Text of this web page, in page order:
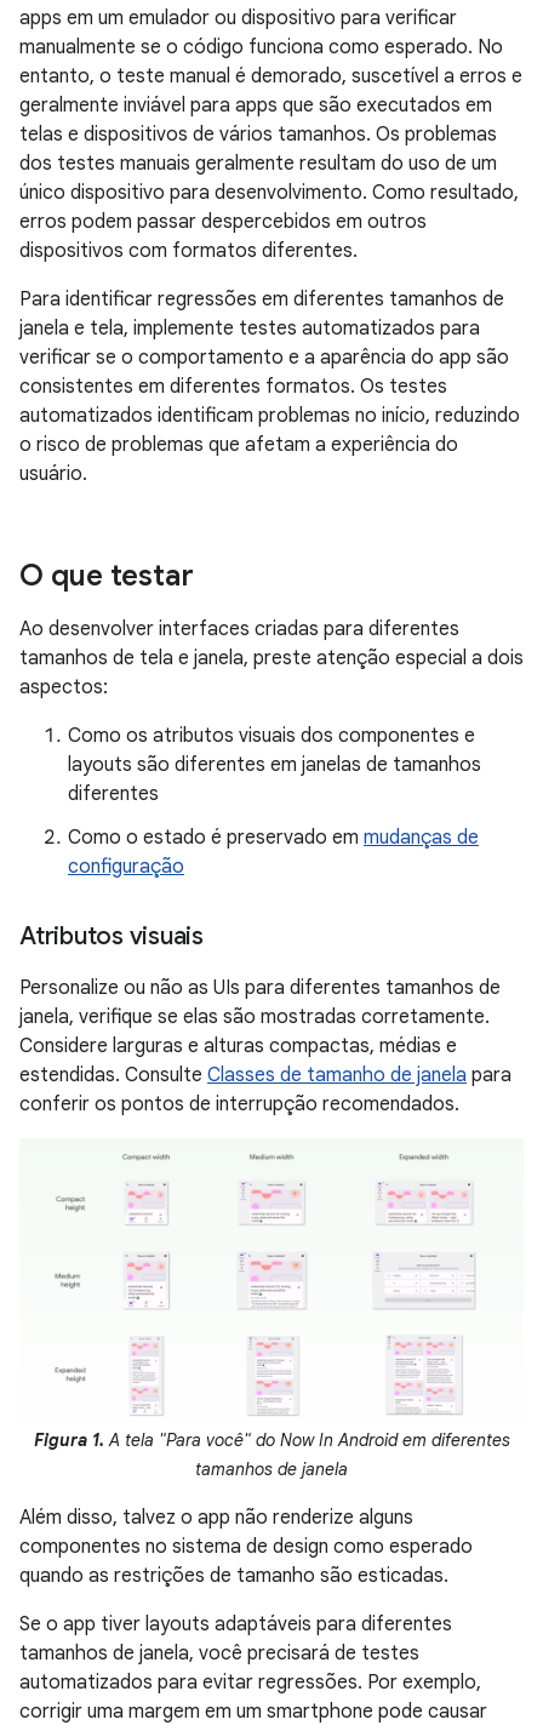
apps em um emulador ou dispositivo para verificar
manualmente se o código funciona como esperado. No
entanto, o teste manual é demorado, suscetível a erros e
geralmente inviável para apps que são executados em
telas e dispositivos de vários tamanhos. Os problemas
dos testes manuais geralmente resultam do uso de um
único dispositivo para desenvolvimento. Como resultado,
erros podem passar despercebidos em outros
dispositivos com formatos diferentes.
Para identificar regressões em diferentes tamanhos de
janela e tela, implemente testes automatizados para
verificar se o comportamento e a aparência do app são
consistentes em diferentes formatos. Os testes
automatizados identificam problemas no início, reduzindo
o risco de problemas que afetam a experiência do
usuário.
O que testar
Ao desenvolver interfaces criadas para diferentes
tamanhos de tela e janela, preste atenção especial a dois
aspectos:
Como os atributos visuais dos componentes e
layouts são diferentes em janelas de tamanhos
diferentes
Como o estado é preservado em mudanças de
configuração
Atributos visuais
Personalize ou não as UIs para diferentes tamanhos de
janela, verifique se elas são mostradas corretamente.
Considere larguras e alturas compactas, médias e
estendidas. Consulte Classes de tamanho de janela para
conferir os pontos de interrupção recomendados.
Figura 1. A tela "Para você" do Now In Android em diferentes
tamanhos de janela
Além disso, talvez o app não renderize alguns
componentes no sistema de design como esperado
quando as restrições de tamanho são esticadas.
Se o app tiver layouts adaptáveis para diferentes
tamanhos de janela, você precisará de testes
automatizados para evitar regressões. Por exemplo,
corrigir uma margem em um smartphone pode causar